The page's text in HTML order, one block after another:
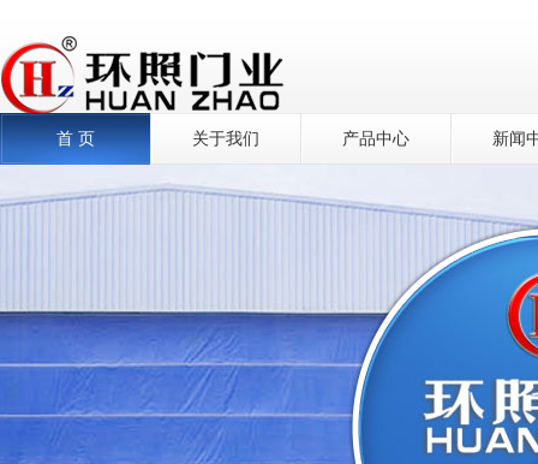
首 页 关于我们 产品中心 新闻